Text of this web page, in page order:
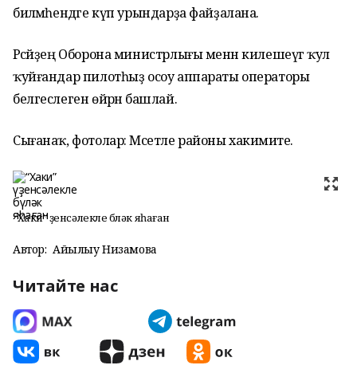
биләмәһендәге күп урындарҙа файҙалана.
Рәсәйҙең Оборона министрлығы менән килешеүгә ҡул
ҡуйғандар пилотһыҙ осоу аппараты операторы
белгеслеген өйрәнә башлай.
Сығанаҡ, фотолар: Мәсетле районы хакимиәте.
“Хаки” үҙенсәлекле бүләк яһаған
Автор: Айһылыу Низамова
Читайте нас